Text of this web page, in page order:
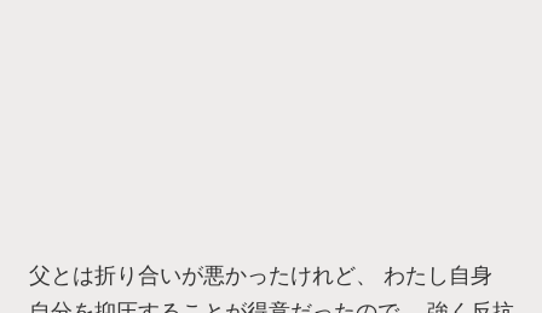
父とは折り合いが悪かったけれど、 わたし自身